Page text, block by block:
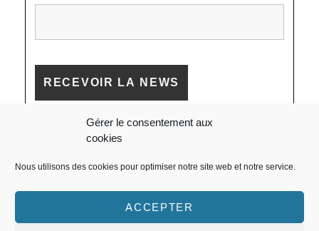
Gérer le consentement aux
cookies
Nous utilisons des cookies pour optimiser notre site web et notre service.
ACCEPTER